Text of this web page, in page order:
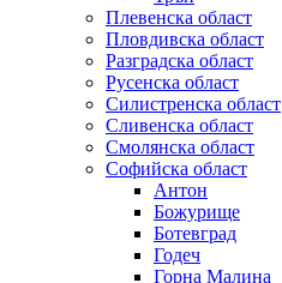
Плевенска област
Пловдивска област
Разградска област
Русенска област
Силистренска област
Сливенска област
Смолянска област
Софийска област
Антон
Божурище
Ботевград
Годеч
Горна Малина